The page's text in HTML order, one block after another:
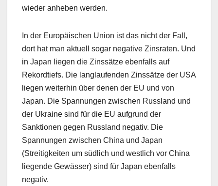
wieder anheben werden.
In der Europäischen Union ist das nicht der Fall,
dort hat man aktuell sogar negative Zinsraten. Und
in Japan liegen die Zinssätze ebenfalls auf
Rekordtiefs. Die langlaufenden Zinssätze der USA
liegen weiterhin über denen der EU und von
Japan. Die Spannungen zwischen Russland und
der Ukraine sind für die EU aufgrund der
Sanktionen gegen Russland negativ. Die
Spannungen zwischen China und Japan
(Streitigkeiten um südlich und westlich vor China
liegende Gewässer) sind für Japan ebenfalls
negativ.